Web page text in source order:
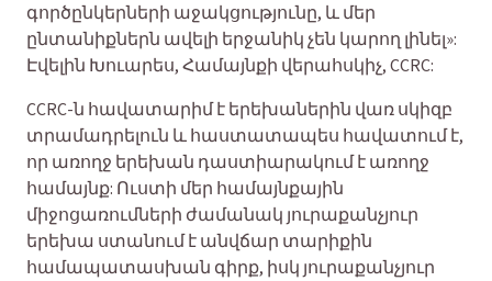
գործընկերների աջակցությունը, և մեր
ընտանիքներն ավելի երջանիկ չեն կարող լինել»:
Էվելին Խուարես, Համայնքի վերահսկիչ, CCRC:
CCRC-ն հավատարիմ է երեխաներին վառ սկիզբ
տրամադրելուն և հաստատապես հավատում է,
որ առողջ երեխան դաստիարակում է առողջ
համայնք: Ուստի մեր համայնքային
միջոցառումների ժամանակ յուրաքանչյուր
երեխա ստանում է անվճար տարիքին
համապատասխան գիրք, իսկ յուրաքանչյուր